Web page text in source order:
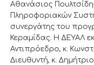
Αθανάσιος
Πληροφοριακών
συνεργάτης του
Κεραμίδας. Η ΔΕΥΑΛ
Αντιπρόεδρο, κ.
Διευθυντή, κ.